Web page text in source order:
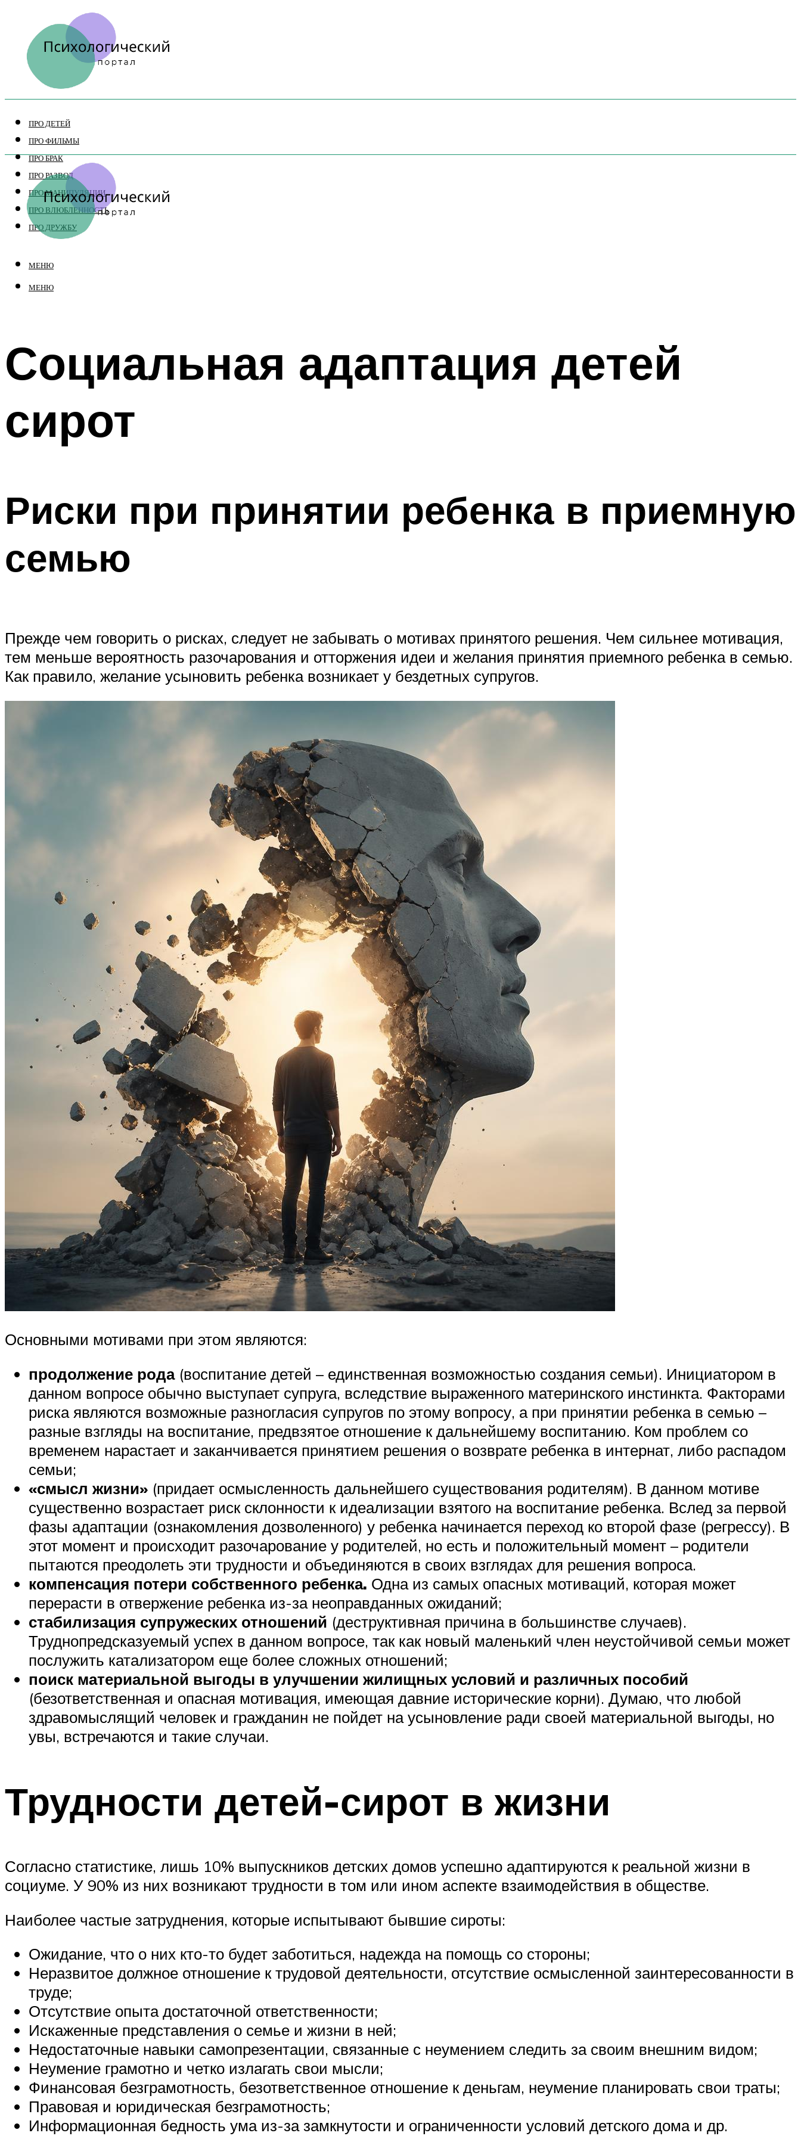
ПРО ДЕТЕЙ
ПРО ФИЛЬМЫ
ПРО БРАК
ПРО РАЗВОД
ПРО МАНИПУЛЯЦИИ
ПРО ВЛЮБЛЕННОСТЬ
ПРО ДРУЖБУ
МЕНЮ
МЕНЮ
Социальная адаптация детей
сирот
Риски при принятии ребенка в приемную
семью
Прежде чем говорить о рисках, следует не забывать о мотивах принятого решения. Чем сильнее мотивация,
тем меньше вероятность разочарования и отторжения идеи и желания принятия приемного ребенка в семью.
Как правило, желание усыновить ребенка возникает у бездетных супругов.
Основными мотивами при этом являются:
продолжение рода(воспитание детей – единственная возможностью создания семьи). Инициатором в
данном вопросе обычно выступает супруга, вследствие выраженного материнского инстинкта. Факторами
риска являются возможные разногласия супругов по этому вопросу, а при принятии ребенка в семью –
разные взгляды на воспитание, предвзятое отношение к дальнейшему воспитанию. Ком проблем со
временем нарастает и заканчивается принятием решения о возврате ребенка в интернат, либо распадом
семьи;
«смысл жизни» (придает осмысленность дальнейшего существования родителям). В данном мотиве
существенно возрастает риск склонности к идеализации взятого на воспитание ребенка. Вслед за первой
фазы адаптации (ознакомления дозволенного) у ребенка начинается переход ко второй фазе (регрессу). В
этот момент и происходит разочарование у родителей, но есть и положительный момент – родители
пытаются преодолеть эти трудности и объединяются в своих взглядах для решения вопроса.
компенсация потери собственного ребенка. Одна из самых опасных мотиваций, которая может
перерасти в отвержение ребенка из-за неоправданных ожиданий;
стабилизация супружеских отношений (деструктивная причина в большинстве случаев).
Труднопредсказуемый успех в данном вопросе, так как новый маленький член неустойчивой семьи может
послужить катализатором еще более сложных отношений;
поиск материальной выгоды в улучшении жилищных условий и различных пособий
(безответственная и опасная мотивация, имеющая давние исторические корни). Думаю, что любой
здравомыслящий человек и гражданин не пойдет на усыновление ради своей материальной выгоды, но
увы, встречаются и такие случаи.
Трудности детей-сирот в жизни
Согласно статистике, лишь 10% выпускников детских домов успешно адаптируются к реальной жизни в
социуме. У 90% из них возникают трудности в том или ином аспекте взаимодействия в обществе.
Наиболее частые затруднения, которые испытывают бывшие сироты:
Ожидание, что о них кто-то будет заботиться, надежда на помощь со стороны;
Неразвитое должное отношение к трудовой деятельности, отсутствие осмысленной заинтересованности в
труде;
Отсутствие опыта достаточной ответственности;
Искаженные представления о семье и жизни в ней;
Недостаточные навыки самопрезентации, связанные с неумением следить за своим внешним видом;
Неумение грамотно и четко излагать свои мысли;
Финансовая безграмотность, безответственное отношение к деньгам, неумение планировать свои траты;
Правовая и юридическая безграмотность;
Информационная бедность ума из-за замкнутости и ограниченности условий детского дома и др.